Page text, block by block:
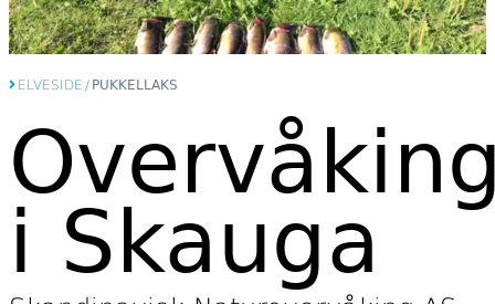
ELVESIDE / PUKKELLAKS
i Skauga